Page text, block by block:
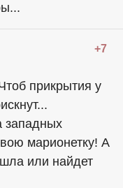
+7
прикрытия у
западных
марионетку! А
или найдет